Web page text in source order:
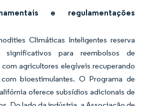
e regulamentações
Climáticas Inteligentes reserva
significativos para reembolsos de
agricultores elegíveis recuperando
bioestimulantes. O Programa de
oferece subsídios adicionais de